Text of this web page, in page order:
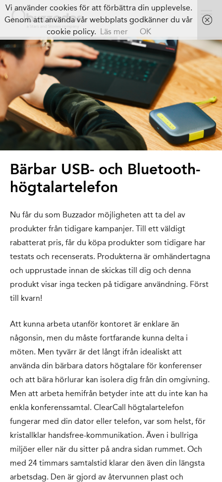
Bärbar USB- och Bluetooth-
högtalartelefon
Nu får du som Buzzador möjligheten att ta del av
produkter från tidigare kampanjer. Till ett väldigt
rabatterat pris, får du köpa produkter som tidigare har
testats och recenserats. Produkterna är omhändertagna
och upprustade innan de skickas till dig och denna
produkt visar inga tecken på tidigare användning. Först
till kvarn!
Att kunna arbeta utanför kontoret är enklare än
någonsin, men du måste fortfarande kunna delta i
möten. Men tyvärr är det långt ifrån idealiskt att
använda din bärbara dators högtalare för konferenser
och att bära hörlurar kan isolera dig från din omgivning.
Men att arbeta hemifrån betyder inte att du inte kan ha
enkla konferenssamtal. ClearCall högtalartelefon
fungerar med din dator eller telefon, var som helst, för
kristallklar handsfree-kommunikation. Även i bullriga
miljöer eller när du sitter på andra sidan rummet. Och
med 24 timmars samtalstid klarar den även din längsta
arbetsdag. Den är gjord av återvunnen plast och
Vi använder cookies för att förbättra din upplevelse.
Genom att använda vår webbplats godkänner du vår
cookie policy. Läs mer OK